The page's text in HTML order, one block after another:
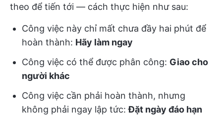
theo để tiến tới — cách thực hiện như sau:
Công việc này chỉ mất chưa đầy hai phút để
hoàn thành: Hãy làm ngay
Công việc có thể được phân công: Giao cho
người khác
Công việc cần phải hoàn thành, nhưng
không phải ngay lập tức:Đặt ngày đáo hạn